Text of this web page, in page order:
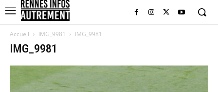
Accueil IMG_9981 IMG_9981
IMG_9981